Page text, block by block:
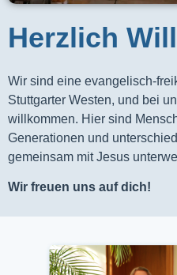
Herzlich
Wir sind eine evangelisch-
Stuttgarter Westen, und bei
willkommen. Hier sind
Generationen und
gemeinsam mit Jesus
Wir freuen uns auf dich!